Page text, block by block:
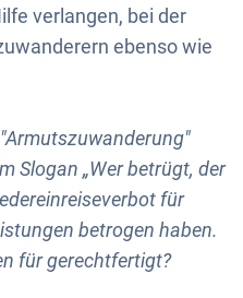
verlangen, bei der
ebenso wie
Slogan „Wer betrügt, der
für
betrogen haben.
für gerechtfertigt?